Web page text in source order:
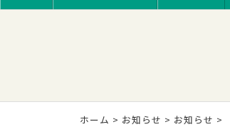
ホーム > お知らせ > お知らせ >